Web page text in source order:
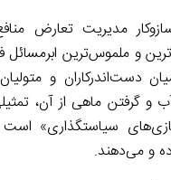
مدیریت تعارض
و ملموس‌‌‌ترین ابرمسائل
دست‌‌‌اندرکاران و
و گرفتن ماهی از آن،
سیاستگذاری»
و می‌دهند.